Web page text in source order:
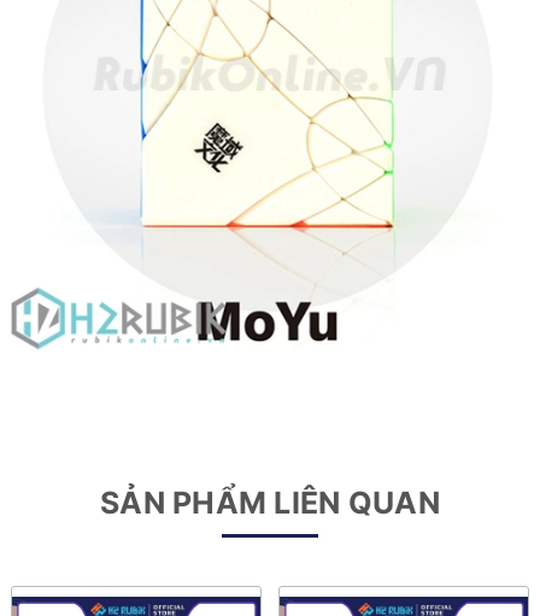
SẢN PHẨM LIÊN QUAN